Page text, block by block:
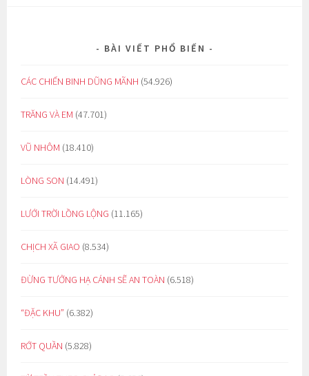
BÀI VIẾT PHỔ BIẾN
CÁC CHIẾN BINH DŨNG MÃNH (54.926)
TRĂNG VÀ EM (47.701)
VŨ NHÔM (18.410)
LÒNG SON (14.491)
LƯỚI TRỜI LỒNG LỘNG (11.165)
CHỊCH XÃ GIAO (8.534)
ĐỪNG TƯỞNG HẠ CÁNH SẼ AN TOÀN (6.518)
“ĐẶC KHU” (6.382)
RỚT QUẦN (5.828)